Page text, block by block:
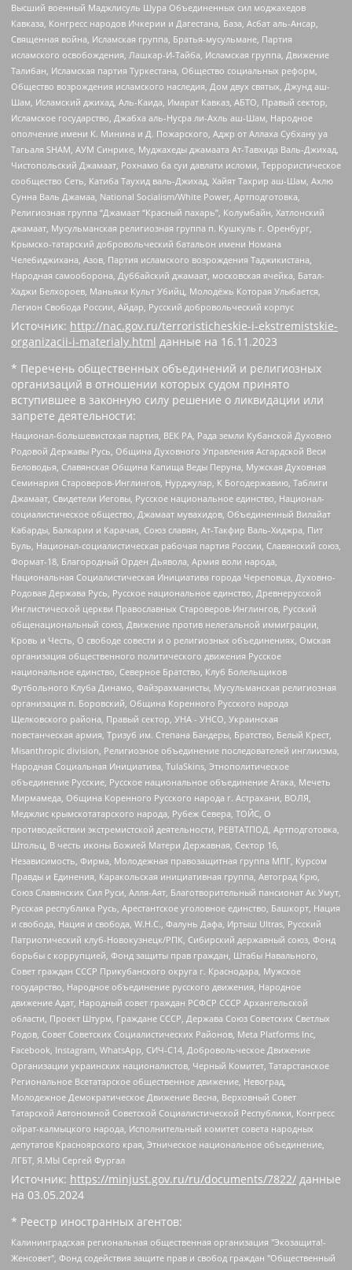
Высший военный Маджлисуль Шура Объединенных сил моджахедов
Кавказа, Конгресс народов Ичкерии и Дагестана, База, Асбат аль-Ансар,
Священная война, Исламская группа, Братья-мусульмане, Партия
исламского освобождения, Лашкар-И-Тайба, Исламская группа, Движение
Талибан, Исламская партия Туркестана, Общество социальных реформ,
Общество возрождения исламского наследия, Дом двух святых, Джунд аш-
Шам, Исламский джихад, Аль-Каида, Имарат Кавказ, АБТО, Правый сектор,
Исламское государство, Джабха аль-Нусра ли-Ахль аш-Шам, Народное
ополчение имени К. Минина и Д. Пожарского, Аджр от Аллаха Субхану уа
Тагьаля SHAM, АУМ Синрике, Муджахеды джамаата Ат-Тавхида Валь-Джихад,
Чистопольский Джамаат, Рохнамо ба суи давлати исломи, Террористическое
сообщество Сеть, Катиба Таухид валь-Джихад, Хайят Тахрир аш-Шам, Ахлю
Сунна Валь Джамаа, National Socialism/White Power, Артподготовка,
Религиозная группа “Джамаат “Красный пахарь”, Колумбайн, Хатлонский
джамаат, Мусульманская религиозная группа п. Кушкуль г. Оренбург,
Крымско-татарский добровольческий батальон имени Номана
Челебиджихана, Азов, Партия исламского возрождения Таджикистана,
Народная самооборона, Дуббайский джамаат, московская ячейка, Батал-
Хаджи Белхороев, Маньяки Культ Убийц, Молодёжь Которая Улыбается,
Легион Свобода России, Айдар, Русский добровольческий корпус
Источник: http://nac.gov.ru/terroristicheskie-i-ekstremistskie-
organizacii-i-materialy.html данные на 16.11.2023
* Перечень общественных объединений и религиозных
организаций в отношении которых судом принято
вступившее в законную силу решение о ликвидации или
запрете деятельности:
Национал-большевистская партия, ВЕК РА, Рада земли Кубанской Духовно
Родовой Державы Русь, Община Духовного Управления Асгардской Веси
Беловодья, Славянская Община Капища Веды Перуна, Мужская Духовная
Семинария Староверов-Инглингов, Нурджулар, К Богодержавию, Таблиги
Джамаат, Свидетели Иеговы, Русское национальное единство, Национал-
социалистическое общество, Джамаат мувахидов, Объединенный Вилайат
Кабарды, Балкарии и Карачая, Союз славян, Ат-Такфир Валь-Хиджра, Пит
Буль, Национал-социалистическая рабочая партия России, Славянский союз,
Формат-18, Благородный Орден Дьявола, Армия воли народа,
Национальная Социалистическая Инициатива города Череповца, Духовно-
Родовая Держава Русь, Русское национальное единство, Древнерусской
Инглистической церкви Православных Староверов-Инглингов, Русский
общенациональный союз, Движение против нелегальной иммиграции,
Кровь и Честь, О свободе совести и о религиозных объединениях, Омская
организация общественного политического движения Русское
национальное единство, Северное Братство, Клуб Болельщиков
Футбольного Клуба Динамо, Файзрахманисты, Мусульманская религиозная
организация п. Боровский, Община Коренного Русского народа
Щелковского района, Правый сектор, УНА - УНСО, Украинская
повстанческая армия, Тризуб им. Степана Бандеры, Братство, Белый Крест,
Misanthropic division, Религиозное объединение последователей инглиизма,
Народная Социальная Инициатива, TulaSkins, Этнополитическое
объединение Русские, Русское национальное объединение Атака, Мечеть
Мирмамеда, Община Коренного Русского народа г. Астрахани, ВОЛЯ,
Меджлис крымскотатарского народа, Рубеж Севера, ТОЙС, О
противодействии экстремистской деятельности, РЕВТАТПОД, Артподготовка,
Штольц, В честь иконы Божией Матери Державная, Сектор 16,
Независимость, Фирма, Молодежная правозащитная группа МПГ, Курсом
Правды и Единения, Каракольская инициативная группа, Автоград Крю,
Союз Славянских Сил Руси, Алля-Аят, Благотворительный пансионат Ак Умут,
Русская республика Русь, Арестантское уголовное единство, Башкорт, Нация
и свобода, Нация и свобода, W.H.С., Фалунь Дафа, Иртыш Ultras, Русский
Патриотический клуб-Новокузнецк/РПК, Сибирский державный союз, Фонд
борьбы с коррупцией, Фонд защиты прав граждан, Штабы Навального,
Совет граждан СССР Прикубанского округа г. Краснодара, Мужское
государство, Народное объединение русского движения, Народное
движение Адат, Народный совет граждан РСФСР СССР Архангельской
области, Проект Штурм, Граждане СССР, Держава Союз Советских Светлых
Родов, Совет Советских Социалистических Районов, Meta Platforms Inc,
Facebook, Instagram, WhatsApp, СИЧ-С14, Добровольческое Движение
Организации украинских националистов, Черный Комитет, Татарстанское
Региональное Всетатарское общественное движение, Невоград,
Молодежное Демократическое Движение Весна, Верховный Совет
Татарской Автономной Советской Социалистической Республики, Конгресс
ойрат-калмыцкого народа, Исполнительный комитет совета народных
депутатов Красноярского края, Этническое национальное объединение,
ЛГБТ, Я.МЫ Сергей Фургал
Источник: https://minjust.gov.ru/ru/documents/7822/ данные
на 03.05.2024
* Реестр иностранных агентов:
Калининградская региональная общественная организация "Экозащита!-Женсовет", Фонд содействия защите прав и свобод граждан "Общественный вердикт", Фонд "Институт Развития Свободы Информации", Частное учреждение "Информационное агентство МЕМО. РУ", Региональная общественная организация "Общественная комиссия по сохранению наследия академика Сахарова", Фонд поддержки свободы прессы, Санкт-Петербургская общественная правозащитная организация "Гражданский контроль", Межрегиональная общественная организация "Информационно-просветительский центр "Мемориал", Региональный Фонд "Центр Защиты Прав Средств Массовой Информации", с 05.12.2023 Фонд "Центр Защиты Прав Средств массовой информации", Региональная общественная благотворительная организация помощи беженцам и мигрантам "Гражданское содействие", Негосударственное образовательное учреждение дополнительного профессионального образования (повышение квалификации) специалистов "АКАДЕМИЯ ПО ПРАВАМ ЧЕЛОВЕКА", Свердловская региональная общественная организация "Сутяжник", Автономная некоммерческая организация "Центр независимых социологических исследований", Союз общественных объединений "Российский исследовательский центр по правам человека", Региональное общественное учреждение научно-информационный центр "МЕМОРИАЛ", Некоммерческая организация "Фонд защиты гласности", Автономная некоммерческая организация "Институт прав человека", Городская общественная организация "Екатеринбургское общество "МЕМОРИАЛ", Городская общественная организация "Рязанское историко-просветительское и правозащитное общество "Мемориал" (Рязанский Мемориал), Челябинский региональный орган общественной самодеятельности – женское общественное объединение "Женщины Евразии", Челябинский региональный орган общественной самодеятельности "Уральская правозащитная группа", Фонд содействия защите здоровья и социальной справедливости имени Андрея Рылькова, Автономная Некоммерческая Организация "Аналитический Центр Юрия Левады", Автономная некоммерческая организация социальной поддержки населения "Проект Апрель", Региональная общественная организация помощи женщинам и детям, находящимся в кризисной ситуации "Информационно-методический центр "Анна", Фонд содействия развитию массовых коммуникаций и правовому просвещению "Так-так-Так", Фонд содействия устойчивому развитию "Серебряная тайга", Свердловский региональный общественный фонд социальных проектов "Новое время", "Idel.Реалии", Кавказ.Реалии, Крым.Реалии, Телеканал Настоящее Время, Татаро-башкирская служба Радио Свобода (Azatliq Radiosi), Радио Свободная Европа/Радио Свобода (PCE/PC), "Сибирь.Реалии", "Фактограф", Благотворительный фонд помощи осужденным и их семьям, Автономная некоммерческая организация "Институт глобализации и социальных движений", Фонд "В защиту прав заключенных", Частное учреждение "Центр поддержки и содействия развитию средств массовой информации", Пензенский региональный общественный благотворительный фонд "Гражданский союз", "Север.Реалии", Некоммерческая организация Фонд "Правовая инициатива", Общество с ограниченной ответственностью "Радио Свободная Европа/Радио Свобода", Чешское информационное агентство "MEDIUM-ORIENT", Красноярская региональная общественная организация "Мы против СПИДа", Камалягин Денис Николаевич, Маркелов Сергей Евгеньевич, Пономарев Лев Александрович, Савицкая Людмила Алексеевна, Автономная некоммерческая организация "Центр по работе с проблемой насилия "НАСИЛИЮ.НЕТ", Межрегиональный профессиональный союз работников здравоохранения "Альянс врачей", Юридическое лицо, зарегистрированное в Латвийской Республике, SIA "Medusa Project" (регистрационный номер 40103797863, дата регистрации 10.06.2014), Некоммерческая организация "Фонд по борьбе с коррупцией", Автономная некоммерческая организация "Институт права и публичной политики", Баданин Роман Сергеевич, Гликин Максим Александрович, Железнова Мария Михайловна, Лукьянова Юлия Сергеевна, Маетная Елизавета Витальевна, Маняхин Петр Борисович, Чуракова Ольга Владимировна, Ярош Юлия Петровна, Юридическое лицо "The Insider SIA", зарегистрированное в Риге, Латвийская Республика (дата регистрации 26.06.2015), являющееся администратором доменного имени интернет-издания "The Insider SIA", https://theins.ru, Постернак Алексей Евгеньевич, Рубин Михаил Аркадьевич, Анин Роман Александрович, Юридическое лицо Istories fonds, зарегистрированное в Латвийской Республике (регистрационный номер 50008295751, дата регистрации 24.02.2020), Великовский Дмитрий Александрович, Долинина Ирина Николаевна, Мароховская Алеся Алексеевна, Шлейнов Роман Юрьевич, Шмагун Олеся Валентиновна, Общество с ограниченной ответственностью "Альтаир 2021", Общество с ограниченной ответственностью "Вега 2021", Общество с ограниченной ответственностью "Главный редактор 2021", Общество с ограниченной ответственностью "Ромашки монолит", Важенков Артем Валерьевич, Ивановская областная общественная организация "Центр гендерных исследований", Гурман Юрий Альбертович, Медиапроект "ОВД-Инфо", Егоров Владимир Владимирович, Жилинский Владимир Александрович, Общество с ограниченной ответственностью "ЗП", Иванова София Юрьевна, Карезина Инна Павловна, Кильтау Екатерина Викторовна, Петров Алексей Викторович, Пискунов Сергей Евгеньевич, Смирнов Сергей Сергеевич, Тихонов Михаил Сергеевич, Общество с ограниченной ответственностью "ЖУРНАЛИСТ-ИНОСТРАННЫЙ АГЕНТ", Арапова Галина Юрьевна, Вольтская Татьяна Анатольевна, Американская компания "Mason G.E.S. Anonymous Foundation" (США), являющаяся владельцем интернет-издания https://mnews.world/, Компания "Stichting Bellingcat", зарегистрированная в Нидерландах (дата регистрации 11.07.2018), Захаров Андрей Вячеславович, Клепиковская Екатерина Дмитриевна, Общество с ограниченной ответственностью "МЕМО", Перл Роман Александрович, Симонов Евгений Алексеевич, Соловьева Елена Анатольевна, Сотников Даниил Владимирович, Сурначева Елизавета Дмитриевна, Автономная некоммерческая организация по защите прав человека и информированию населения "Якутия – Наше Мнение", Общество с ограниченной ответственностью "Москоу диджитал медиа", с 26.01.2023 Общество с ограниченной ответственностью "Чайка Белые сады", Ветошкина Валерия Валерьевна, Заговора Максим Александрович, Межрегиональное общественное движение "Российская ЛГБТ - сеть", Оленичев Максим Владимирович, Павлов Иван Юрьевич, Скворцова Елена Сергеевна, Общество с ограниченной ответственностью "Как бы инагент", Кочетков Игорь Викторович, Общество с ограниченной ответственностью "Честные выборы", Еланчик Олег Александрович, Общество с ограниченной ответственностью "Нобелевский призыв", Гималова Регина Эмилевна, Григорьев Андрей Валерьевич, Григорьева Алина Александровна, Ассоциация по содействию защите прав призывников, альтернативнослужащих и военнослужащих "Правозащитная группа "Гражданин.Армия.Право", Хисамова Регина Фаритовна, Автономная некоммерческая организация по реализации социально-правовых программ "Лилит", Дальневосточное общественное движение "Маяк", Санкт-Петербургская ЛГБТ-инициативная группа "Выход", Инициативная группа ЛГБТ+ "Реверс", Алексеев Андрей Викторович, Бекбулатова Таисия Львовна, Беляев Иван Михайлович, Владыкина Елена Сергеевна, Гельман Марат Александрович, Никульшина Вероника Юрьевна, Толоконникова Надежда Андреевна, Шендерович Виктор Анатольевич, Общество с ограниченной ответственностью "Данное сообщение", Общество с ограниченной ответственностью Издательский дом "Новая глава", Айнбиндер Александра Александровна, Московский комьюнити-центр для ЛГБТ+инициатив, Благотворительный фонд развития филантропии, Deutsche Welle (Германия, Kurt-Schumacher-Strasse 3, 53113 Bonn), Борзунова Мария Михайловна, Воробьев Виктор Викторович, Голубева Анна Львовна, Константинова Алла Михайловна, Малкова Ирина Владимировна, Мурадов Мурад Абдулгалимович, Осетинская Елизавета Николаевна, Понасенков Евгений Николаевич, Ганапольский Матвей Юрьевич, Киселев Евгений Алексеевич, Борухович Ирина Григорьевна, Дремин Иван Тимофеевич, Дубровский Дмитрий Викторович, Красноярская региональная общественная организация поддержки и развития альтернативных образовательных технологий и межкультурных коммуникаций "ИНТЕРРА", Маяковская Екатерина Алексеевна, Фейгин Марк Захарович, Филимонов Андрей Викторович, Дзугкоева Регина Николаевна, Доброхотов Роман Александрович, Дудь Юрий Александрович, Елкин Сергей Владимирович, Кругликов Кирилл Игоревич, Сабунаева Мария Леонидовна, Семенов Алексей Владимирович, Шаинян Карен Багратович, Шульман Екатерина Михайловна, Асафьев Артур Валерьевич, Вахштайн Виктор Семенович, Венедиктов Алексей Алексеевич, Лушникова Екатерина Евгеньевна, Волков Леонид Михайлович, Невзоров Александр Глебович, Пархоменко Сергей Борисович, Сироткин Ярослав Николаевич, Кара-Мурза Владимир Владимирович, Баранова Наталья Владимировна, Гозман Леонид Яковлевич, Кагарлицкий Борис Юльевич, Климарев Михаил Валерьевич, Милов Владимир Станиславович, Автономная некоммерческая организация Краснодарский центр современного искусства "Типография", Моргенштерн Алишер Тагирович, Соболь Любовь Эдуардовна, Общество с ограниченной ответственностью "ЛИЗА НОРМ", Каспаров Гарри Кимович, Ходорковский Михаил Борисович, Общество с ограниченной ответственностью "Апрельские тезисы", Данилович Ирина Брониславовна, Кашин Олег Владимирович, Петров Николай Владимирович, Пивоваров Алексей Владимирович, Соколов Михаил Владимирович, Цветкова Юлия Владимировна, Чичваркин Евгений Александрович, Комитет против пыток/Команда против пыток, Общество с ограниченной ответственностью "Первый научный", Общество с ограниченной ответственностью "Вертолет и ко", Белоцерковская Вероника Борисовна, Кац Максим Евгеньевич, Лазарева Татьяна Юрьевна, Шаведдинов Руслан Табризович, Яшин Илья Валерьевич, Общество с ограниченной ответственностью "Иноагент ААВ", Алешковский Дмитрий Петрович, Альбац Евгения Марковна, Быков Дмитрий Львович, Галямина Юлия Евгеньевна, Лойко Сергей Леонидович, Мартынов Кирилл Константинович, Медведев Сергей Александрович, Крашенинников Федор Геннадиевич, Гордеева Катерина Вл